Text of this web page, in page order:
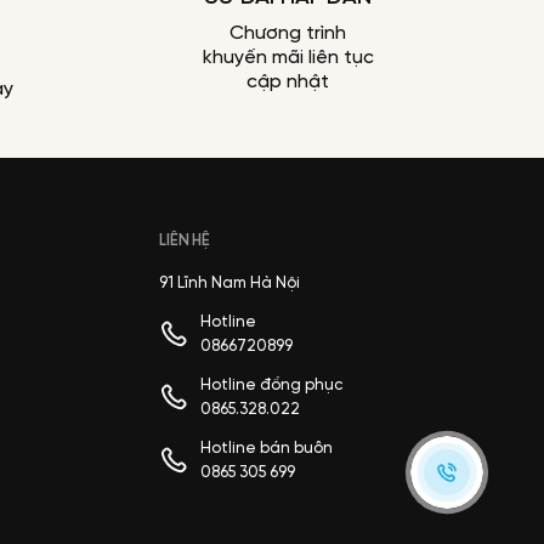
Chương trình
khuyến mãi liên tục
cập nhật
LIÊN HỆ
91 Lĩnh Nam Hà Nội
Hotline
0866720899
Hotline đồng phục
0865.328.022
Hotline bán buôn
0865 305 699